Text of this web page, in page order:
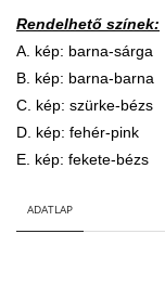
Rendelhető színek:
A. kép: barna-sárga
B. kép: barna-barna
C. kép: szürke-bézs
D. kép: fehér-pink
E. kép: fekete-bézs
ADATLAP